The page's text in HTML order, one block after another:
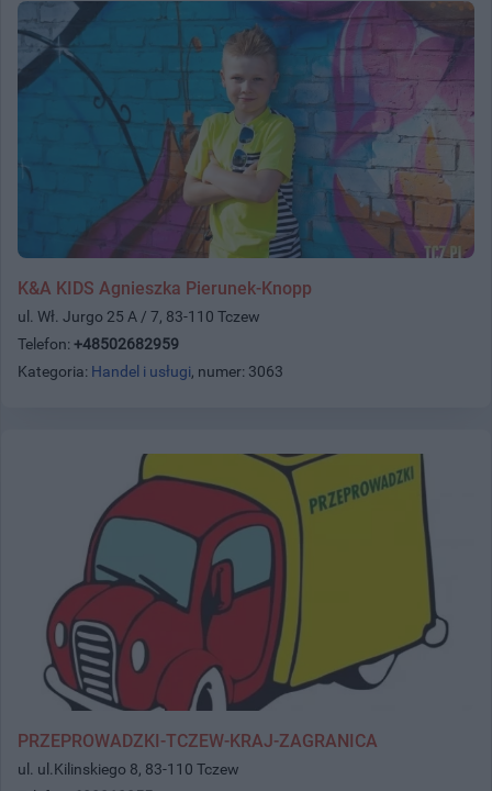
K&A KIDS Agnieszka Pierunek-Knopp
ul. Wł. Jurgo 25 A / 7, 83-110 Tczew
Telefon: +48502682959
Kategoria: Handel i usługi, numer: 3063
PRZEPROWADZKI-TCZEW-KRAJ-ZAGRANICA
ul. ul.Kilinskiego 8, 83-110 Tczew